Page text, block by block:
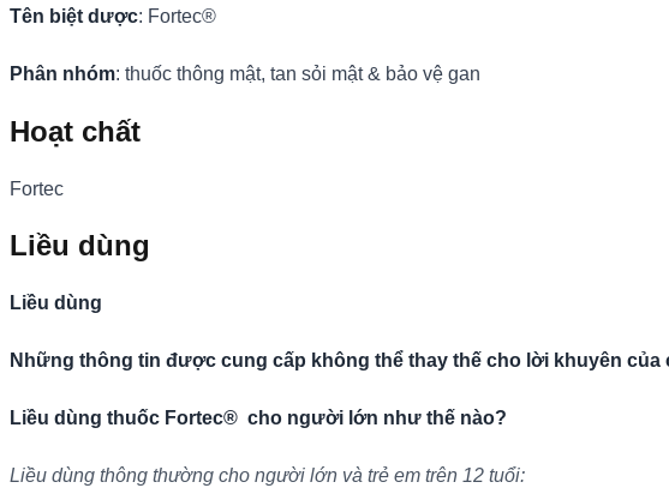
Tên biệt dược: Fortec®
Phân nhóm: thuốc thông mật, tan sỏi mật & bảo vệ gan
Hoạt chất
Fortec
Liều dùng
Liều dùng
Những thông tin được cung cấp không thể thay thế cho lời khuyên
Liều dùng thuốc Fortec® cho người lớn như thế nào?
Liều dùng thông thường cho người lớn và trẻ em trên 12 tuổi: